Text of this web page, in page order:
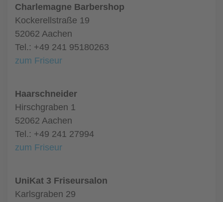
Charlemagne Barbershop
Kockerellstraße 19
52062 Aachen
Tel.: +49 241 95180263
zum Friseur
Haarschneider
Hirschgraben 1
52062 Aachen
Tel.: +49 241 27994
zum Friseur
UniKat 3 Friseursalon
Karlsgraben 29